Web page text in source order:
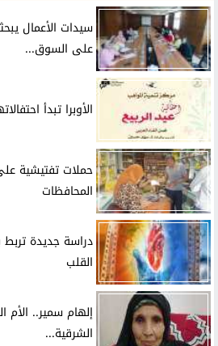
سيدات الأعمال
على السوق...
الأوبرا تبدأ
حملات تفتيشية
المحافظات
دراسة جديدة
القلب
إلهام سمير.. الأم
الشرقية...